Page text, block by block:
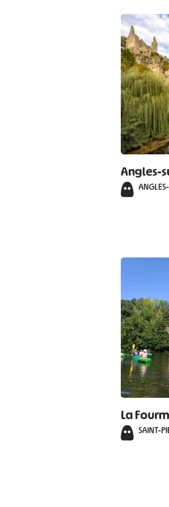
Angles-
La
SAINT-